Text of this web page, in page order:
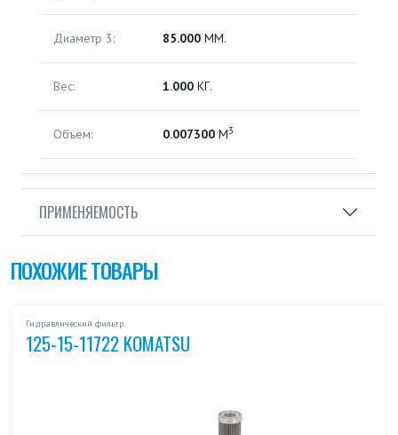
Диаметр 3: 85.000 ММ.
Вес: 1.000 КГ.
Объём: 0.007300 М3
ПРИМЕНЯЕМОСТЬ
ПОХОЖИЕ ТОВАРЫ
Гидравлический фильтр
125-15-11722 KOMATSU